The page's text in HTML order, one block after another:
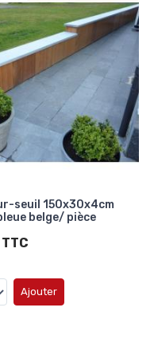
seuil 150x30x4cm
belge/ pièce
Ajouter